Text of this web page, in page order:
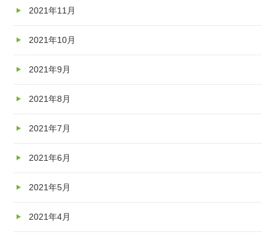
2021年11月
2021年10月
2021年9月
2021年8月
2021年7月
2021年6月
2021年5月
2021年4月